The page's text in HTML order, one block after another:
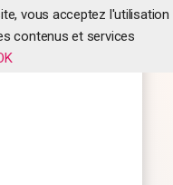
vous acceptez l'utilisation
contenus et services